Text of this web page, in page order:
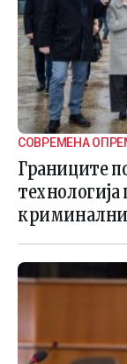
СОВРЕМЕНА
ГРАНИЧНАТА
Границите